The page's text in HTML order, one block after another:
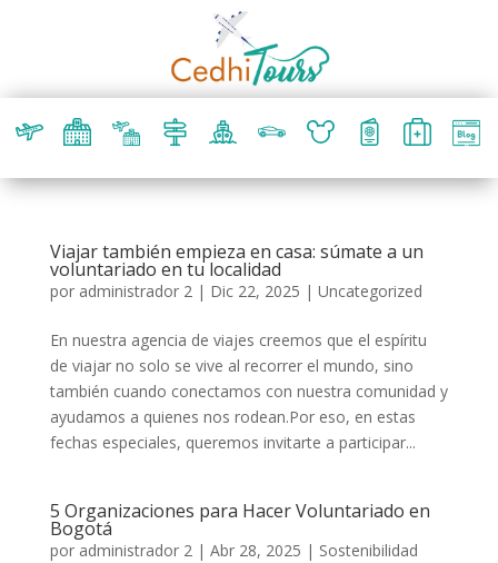
Viajar también empieza en casa: súmate a un
voluntariado en tu localidad
por administrador 2| Dic 22, 2025 | Uncategorized
En nuestra agencia de viajes creemos que el espíritu
de viajar no solo se vive al recorrer el mundo, sino
también cuando conectamos con nuestra comunidad y
ayudamos a quienes nos rodean.Por eso, en estas
fechas especiales, queremos invitarte a participar...
5 Organizaciones para Hacer Voluntariado en
Bogotá
por administrador 2| Abr 28, 2025 | Sostenibilidad